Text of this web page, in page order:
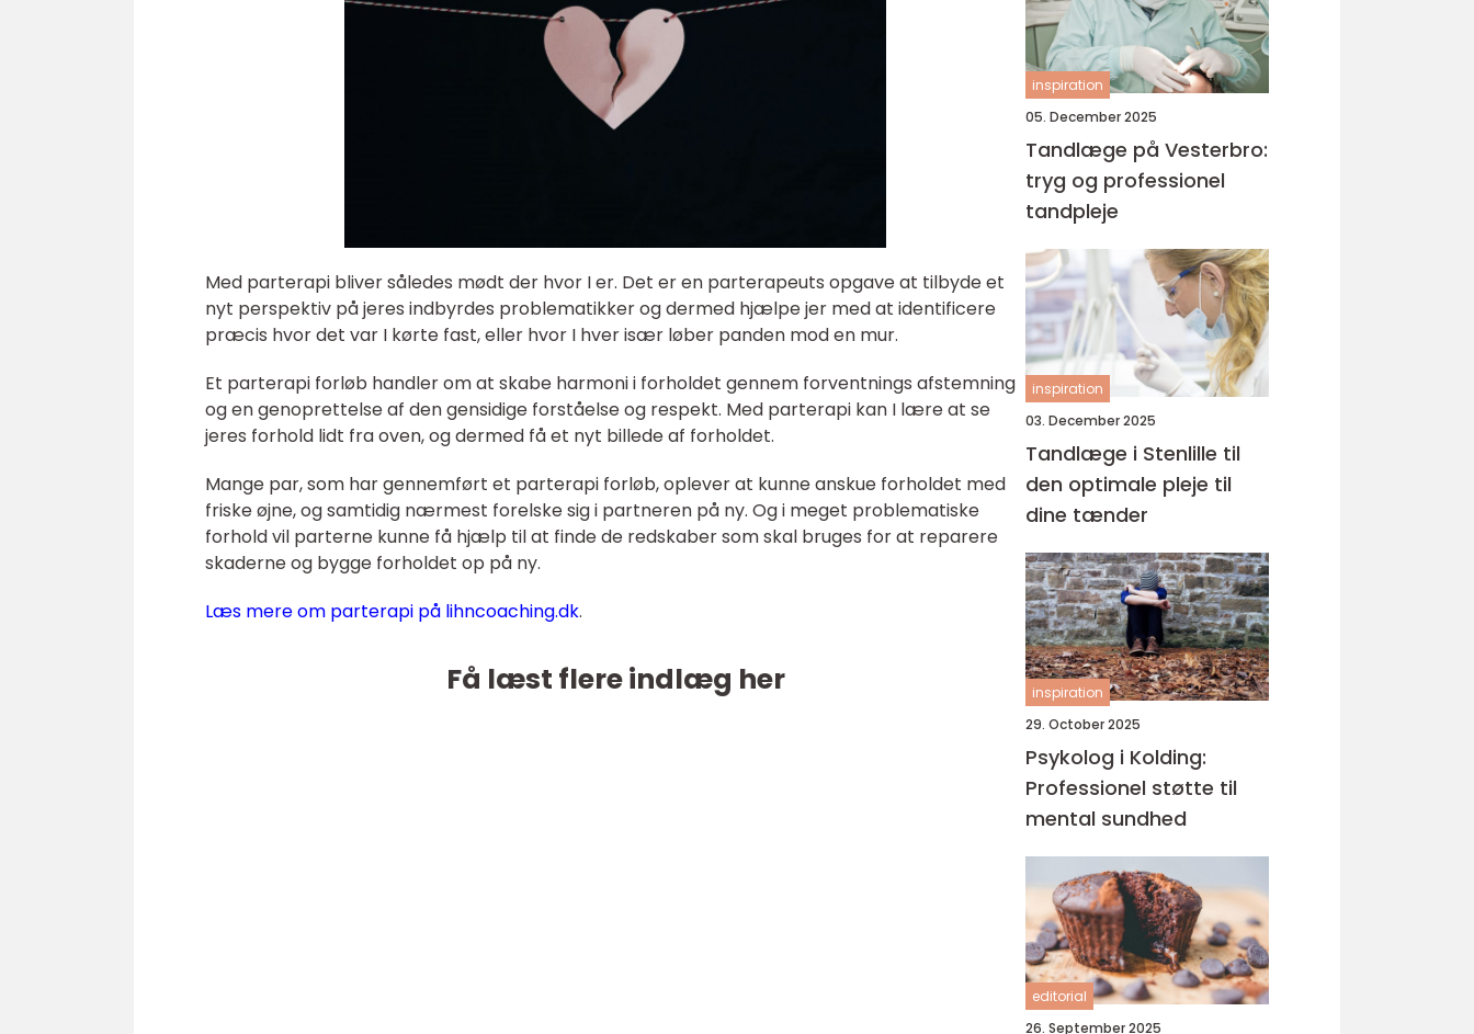
Med parterapi bliver således mødt der hvor I er. Det er en parterapeuts opgave at tilbyde et
nyt perspektiv på jeres indbyrdes problematikker og dermed hjælpe jer med at identificere
præcis hvor det var I kørte fast, eller hvor I hver især løber panden mod en mur.
Et parterapi forløb handler om at skabe harmoni i forholdet gennem forventnings afstemning
og en genoprettelse af den gensidige forståelse og respekt. Med parterapi kan I lære at se
jeres forhold lidt fra oven, og dermed få et nyt billede af forholdet.
Mange par, som har gennemført et parterapi forløb, oplever at kunne anskue forholdet med
friske øjne, og samtidig nærmest forelske sig i partneren på ny. Og i meget problematiske
forhold vil parterne kunne få hjælp til at finde de redskaber som skal bruges for at reparere
skaderne og bygge forholdet op på ny.
Læs mere om parterapi på lihncoaching.dk.
Få læst flere indlæg her
inspiration
05. December 2025
Tandlæge på Vesterbro:
tryg og professionel
tandpleje
inspiration
03. December 2025
Tandlæge i Stenlille til
den optimale pleje til
dine tænder
inspiration
29. October 2025
Psykolog i Kolding:
Professionel støtte til
mental sundhed
editorial
26. September 2025